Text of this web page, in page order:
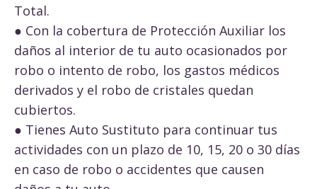
Total.
● Con la cobertura de Protección Auxiliar los
daños al interior de tu auto ocasionados por
robo o intento de robo, los gastos médicos
derivados y el robo de cristales quedan
cubiertos.
● Tienes Auto Sustituto para continuar tus
actividades con un plazo de 10, 15, 20 o 30 días
en caso de robo o accidentes que causen